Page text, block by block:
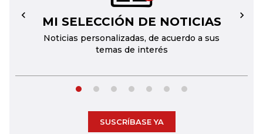
MI SELECCIÓN DE NOTICIAS
Noticias personalizadas, de acuerdo a sus
temas de interés
← →
SUSCRÍBASE YA